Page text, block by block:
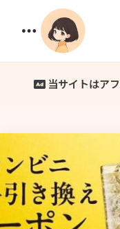
Menu
当サイトはア